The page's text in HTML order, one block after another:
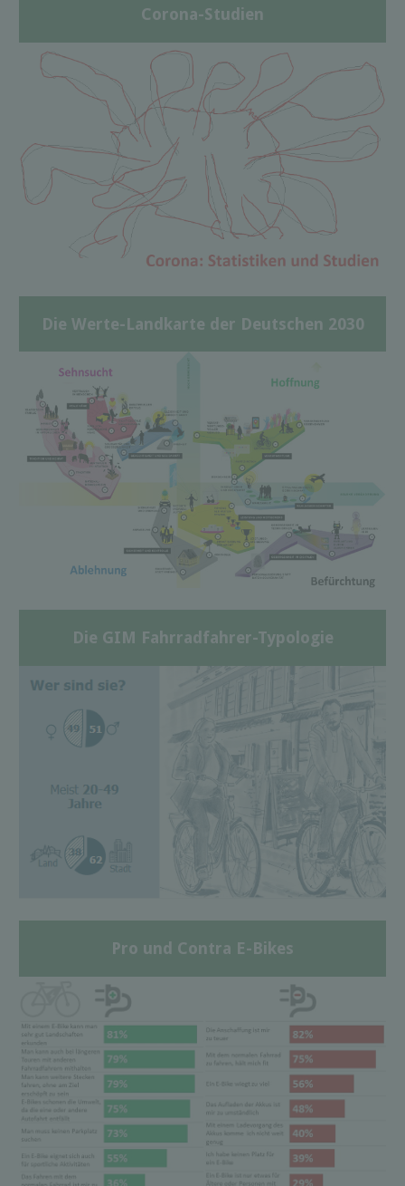
Corona-Studien
Die Werte-Landkarte der Deutschen 2030
Die GIM Fahrradfahrer-Typologie
Pro und Contra E-Bikes